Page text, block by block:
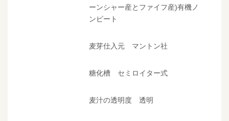
ーンシャー産とファイフ産)有機ノ
ンピート
麦芽仕入元 マントン社
糖化槽 セミロイター式
麦汁の透明度 透明